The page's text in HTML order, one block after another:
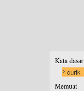
Kata dasar
curik
Memuat